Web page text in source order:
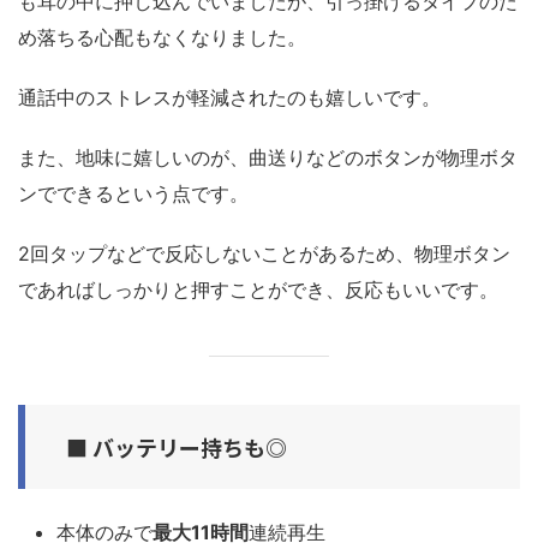
め落ちる心配もなくなりました。
通話中のストレスが軽減されたのも嬉しいです。
また、地味に嬉しいのが、曲送りなどのボタンが物理ボタ
ンでできるという点です。
2回タップなどで反応しないことがあるため、物理ボタン
であればしっかりと押すことができ、反応もいいです。
■ バッテリー持ちも◎
本体のみで最大11時間連続再生